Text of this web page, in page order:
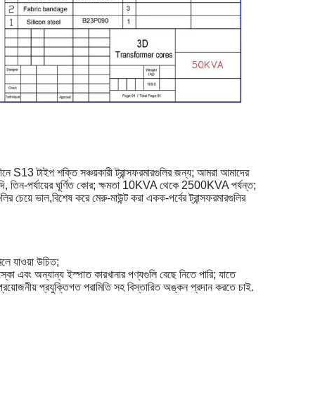
S13 টাইপ শক্তি সঞ্চয়কারী ট্রান্সফরমারগুলির জন্য; আমরা আমাদের
তিন-পর্যায়ের ঘূর্ণিত কোর; ক্ষমতা 10KVA থেকে 2500KVA পর্যন্ত;
চেয়ে ভাল,বিশেষ করে মেরু-মাউন্ট করা একক-পর্বের ট্রান্সফরমারগুলির
যাওয়া উচিত;
এবং অন্যান্য ইস্পাত কারখানার পণ্যগুলি বেছে নিতে পারি; যাতে
প্রযুক্তিগত পরামিতি সহ বিস্তারিত অঙ্কন প্রদান করতে চাই.